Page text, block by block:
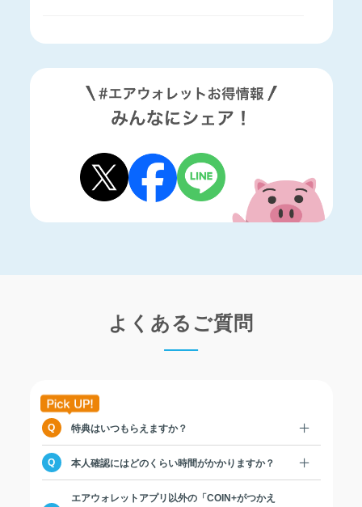
よくあるご質問
特典はいつもらえますか？
本人確認にはどのくらい時間がかかりますか？
エアウォレットアプリ以外の「COIN+がつかえ